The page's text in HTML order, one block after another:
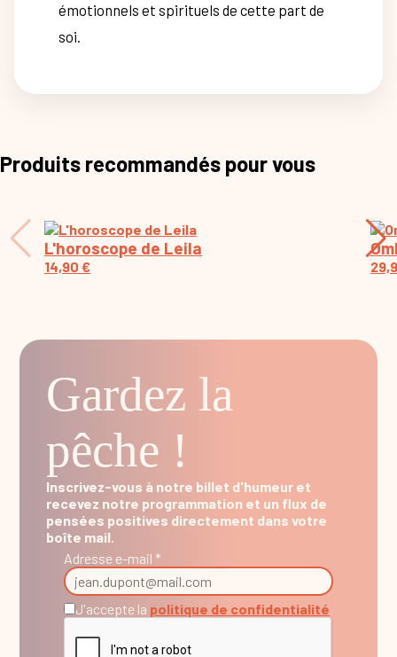
émotionnels et spirituels de cette part de
soi.
Produits recommandés pour vous
L'horoscope de Leila
14,90 €
Gardez la
pêche !
Inscrivez-vous à notre billet d'humeur et
recevez notre programmation et un flux de
pensées positives directement dans votre
boîte mail.
Adresse e-mail *
J'accepte la politique de confidentialité